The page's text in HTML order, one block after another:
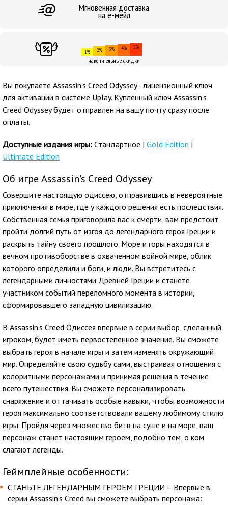
Мгновенная доставка
на е-мейл
1% 2% 3% 4% 5%
накопительные скидки
Вы покупаете Assassin's Creed Odyssey - лицензионный ключ
для активации в системе Uplay. Купленный ключ Assassin's
Creed Odyssey будет отправлен на вашу почту сразу после
оплаты.
Доступные издания игры: Стандартное | Gold Edition |
Ultimate Edition
Об игре Assassin's Creed Odyssey
Совершите настоящую одиссею, отправившись в невероятные
приключения в мире, где у каждого решения есть последствия.
Собственная семья приговорила вас к смерти, вам предстоит
пройти долгий путь от изгоя до легендарного героя Греции и
раскрыть тайну своего прошлого. Море и горы находятся в
вечном противоборстве в охваченном войной мире, облик
которого определили и боги, и люди. Вы встретитесь с
легендарными личностями Древней Греции и станете
участником событий переломного момента в истории,
сформировавшего западную цивилизацию.
В Assassin’s Creed Одиссея впервые в серии выбор, сделанный
игроком, будет иметь первостепенное значение. Вы сможете
выбрать героя в начале игры и затем изменять окружающий
мир. Определяйте свою судьбу сами, выстраивая отношения с
колоритными персонажами и принимая решения в течение
всего путешествия. Вы сможете персонализировать
снаряжение и оттачивать особые навыки, чтобы возможности
героя максимально соответствовали вашему любимому стилю
игры. Пройдя через множество битв на суше и на море, ваш
персонаж станет настоящим героем, подобно тем, о ком
слагают легенды.
Геймплейные особенности:
СТАНЬТЕ ЛЕГЕНДАРНЫМ ГЕРОЕМ ГРЕЦИИ – Впервые в
серии Assassin’s Creed вы сможете выбрать персонажа: